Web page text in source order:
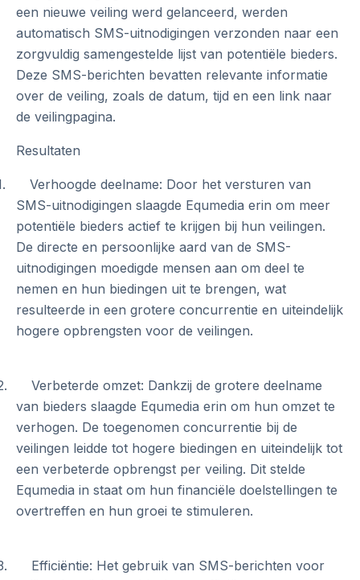
een nieuwe veiling werd gelanceerd, werden
automatisch SMS-uitnodigingen verzonden naar een
zorgvuldig samengestelde lijst van potentiële bieders.
Deze SMS-berichten bevatten relevante informatie
over de veiling, zoals de datum, tijd en een link naar
de veilingpagina.
Resultaten
Verhoogde deelname: Door het versturen van
SMS-uitnodigingen slaagde Equmedia erin om meer
potentiële bieders actief te krijgen bij hun veilingen.
De directe en persoonlijke aard van de SMS-
uitnodigingen moedigde mensen aan om deel te
nemen en hun biedingen uit te brengen, wat
resulteerde in een grotere concurrentie en uiteindelijk
hogere opbrengsten voor de veilingen.
Verbeterde omzet: Dankzij de grotere deelname
van bieders slaagde Equmedia erin om hun omzet te
verhogen. De toegenomen concurrentie bij de
veilingen leidde tot hogere biedingen en uiteindelijk tot
een verbeterde opbrengst per veiling. Dit stelde
Equmedia in staat om hun financiële doelstellingen te
overtreffen en hun groei te stimuleren.
Efficiëntie: Het gebruik van SMS-berichten voor